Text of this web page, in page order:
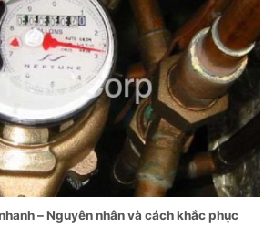
– Nguyên nhân và cách khắc phục